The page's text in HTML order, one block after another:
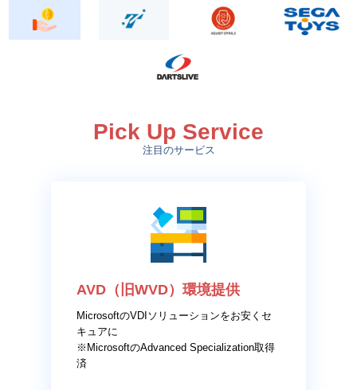
Pick Up Service
注目のサービス
AVD（旧WVD）環境提供
MicrosoftのVDIソリューションをお安くセ
キュアに
※MicrosoftのAdvanced Specialization取得
済